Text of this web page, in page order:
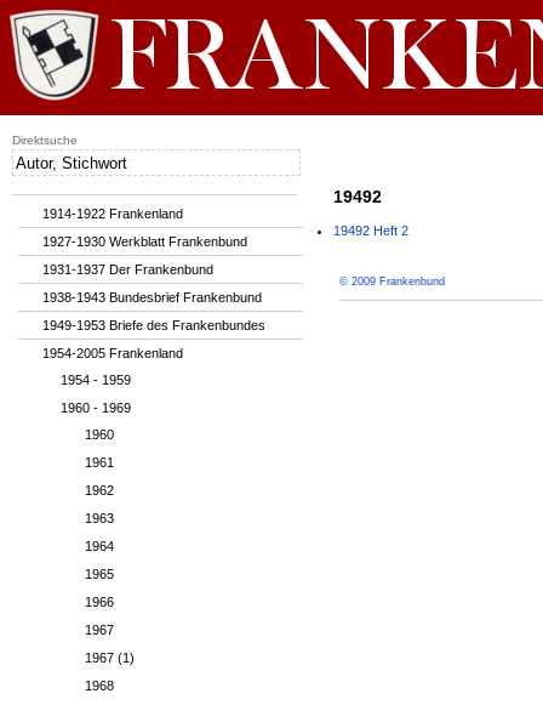
19492
19492 Heft 2
© 2009 Frankenbund
1914-1922 Frankenland
1927-1930 Werkblatt Frankenbund
1931-1937 Der Frankenbund
1938-1943 Bundesbrief Frankenbund
1949-1953 Briefe des Frankenbundes
1954-2005 Frankenland
1954 - 1959
1960 - 1969
1960
1961
1962
1963
1964
1965
1966
1967
1967 (1)
1968
Direktsuche